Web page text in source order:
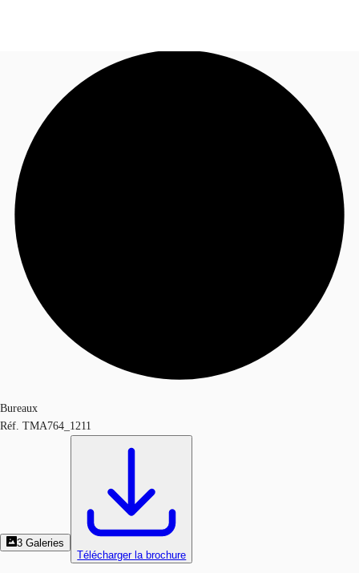
Blog
Données marchés
Appelez maintenant
Bureaux
Réf. TMA764_1211
3 Galeries
Télécharger la brochure